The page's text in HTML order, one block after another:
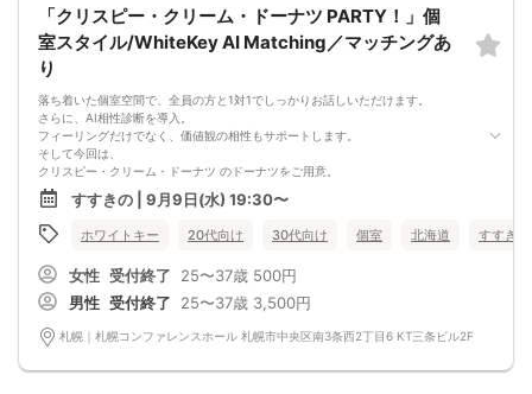
「クリスピー・クリーム・ドーナツ PARTY！」個
室スタイル/WhiteKey AI Matching／マッチングあ
り
落ち着いた個室空間で、全員の方と1対1でしっかりお話しいただけます。
さらに、AI相性診断を導入。
フィーリングだけでなく、価値観の相性もサポートします。
そして今回は、
クリスピー・クリーム・ドーナツ のドーナツをご用意。
甘いスイーツが緊張をほぐし、自然な笑顔を引き出してくれます♪
「そろそろ真剣に出会いたい」
「でも堅すぎる雰囲気は少し苦手…」
そんな方にぴったりの、“ご褒美時間”のようなイベントとなっております。
・クリスピークリームドーナツ
・ウーロン茶、緑茶、コーヒー
■MATCHING SHUTTER
- マッチングシャッター -男女の間には大振りなカーテンカウントダウンが始ま
る…パーティー開始とともについに開く…あなたの前に現れるのは誰！？
すすきの | 9月9日(水) 19:30〜
ホワイトキー 20代向け 30代向け 個室 北海道 すすきの
女性 受付終了 25〜37歳 500円
男性 受付終了 25〜37歳 3,500円
札幌｜札幌コンファレンスホール 札幌市中央区南3条西2丁目6 KT三条ビル2F